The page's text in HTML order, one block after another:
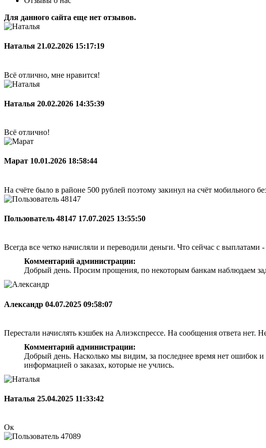
Для данного сайта еще нет отзывов.
Наталья 21.02.2026 15:17:19
Всё отлично, мне нравится!
Наталья 20.02.2026 14:35:39
Всё отлично!
Марат 10.01.2026 18:58:44
На счёте было в районе 500 рублей поэтому закинул на счёт мобильного
Пользователь 48147 17.07.2025 13:55:50
Всегда все четко начисляли и переводили деньги. Что сейчас с выплатами
Комментарий администрации:
Добрый день. Просим прощения, по некоторым банкам наблюдаем
Александр 04.07.2025 09:58:07
Перестали начислять кэшбек на Алиэкспрессе. На сообщения ответа
Комментарий администрации:
Добрый день. Насколько мы видим, за последнее время нет ошибок
информацией о заказах, которые не учлись.
Наталья 25.04.2025 11:33:42
Ок